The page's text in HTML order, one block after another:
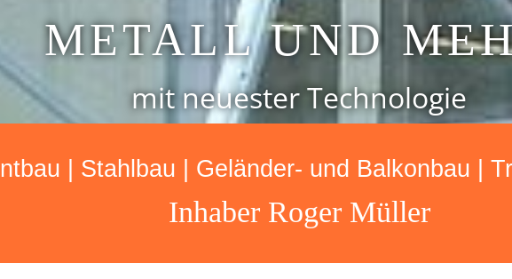
METALL UND
mit neuester Technologie
| Stahlbau | Geländer- und Balkonbau |
Inhaber Roger Müller